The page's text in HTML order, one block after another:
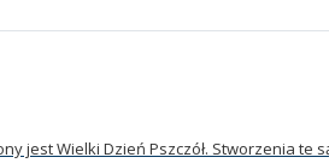
jest Wielki Dzień Pszczół. Stworzenia te